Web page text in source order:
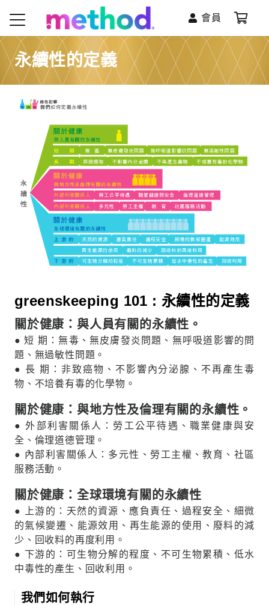
會員
永續性的定義
greenskeeping 101 : 永續性的定義
關於健康：與人員有關的永續性。
● 短 期：無毒、無皮膚發炎問題、無呼吸道影響的問
題、無過敏性問題。
● 長 期：非致癌物、不影響內分泌腺、不再產生毒
物、不培養有毒的化學物。
關於健康：與地方性及倫理有關的永續性。
● 外部利害關係人：勞工公平待遇、職業健康與安
全、倫理道德管理。
● 內部利害關係人：多元性、勞工主權、教育、社區
服務活動。
關於健康：全球環境有關的永續性
● 上游的：天然的資源、應負責任、過程安全、細微
的氣候變遷、能源效用、再生能源的使用、廢料的減
少、回收料的再度利用。
● 下游的：可生物分解的程度、不可生物累積、低水
中毒性的產生、回收利用。
我們如何執行